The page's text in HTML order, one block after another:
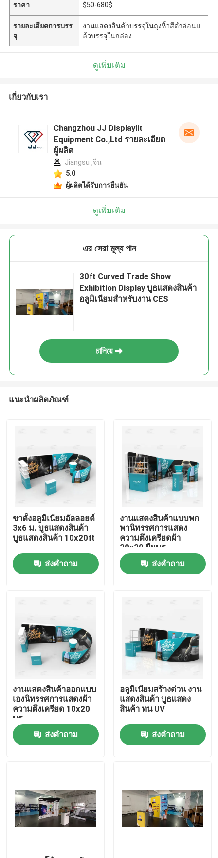
บ้าน
วิดีโอ
เกี่ยวกับเรา
ทัวร์โรงงาน
ควบคุมคุณภาพ
ข่าว
ทุกกรณี
ราคา $50-680$
รายละเอียดการบรร
จุ
งานแสดงสินค้าบรรจุในถุงหิ้วสีดำอ่อนแ
ล้วบรรจุในกล่อง
ดูเพิ่มเติม
เกี่ยวกับเรา
Changzhou JJ Displaylit
Equipment Co.,Ltd รายละเอียด
ผู้ผลิต
Jiangsu ,จีน
5.0
ผู้ผลิตได้รับการยืนยัน
ดูเพิ่มเติม
এর সেরা মূল্য পান
30ft Curved Trade Show
Exhibition Display บูธแสดงสินค้า
อลูมิเนียมสำหรับงาน CES
চালিয়ে
แนะนำผลิตภัณฑ์
ขาตั้งอลูมิเนียมอัลลอยด์
3x6 ม. บูธแสดงสินค้า
บูธแสดงสินค้า 10x20ft
ส่งคำถาม
งานแสดงสินค้าแบบพก
พานิทรรศการแสดง
ความตึงเครียดผ้า
20x20 ยืนบูธ
ส่งคำถาม
งานแสดงสินค้าออกแบบ
เองนิทรรศการแสดงผ้า
ความตึงเครียด 10x20
บูธ
ส่งคำถาม
อลูมิเนียมสร้างด่วน งาน
แสดงสินค้า บูธแสดง
สินค้า ทน UV
ส่งคำถาม